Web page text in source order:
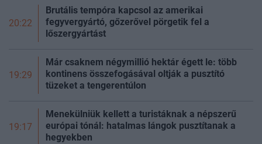
20:22
Brutális tempóra kapcsol az amerikai
fegyvergyártó, gőzerővel pörgetik fel a
lőszergyártást
19:29
Már csaknem négymillió hektár égett le: több
kontinens összefogásával oltják a pusztító
tüzeket a tengerentúlon
19:17
Menekülniük kellett a turistáknak a népszerű
európai tónál: hatalmas lángok pusztítanak a
hegyekben